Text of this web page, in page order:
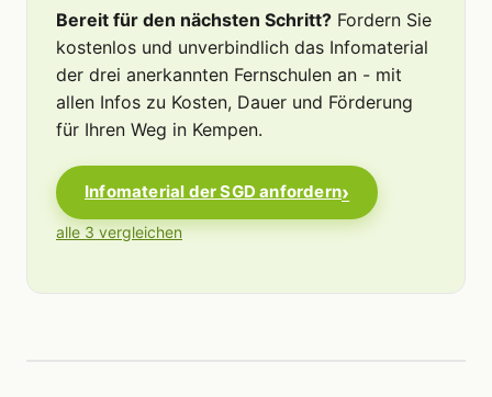
Bereit für den nächsten Schritt? Fordern Sie
kostenlos und unverbindlich das Infomaterial
der drei anerkannten Fernschulen an - mit
allen Infos zu Kosten, Dauer und Förderung
für Ihren Weg in Kempen.
Infomaterial der SGD anfordern
alle 3 vergleichen